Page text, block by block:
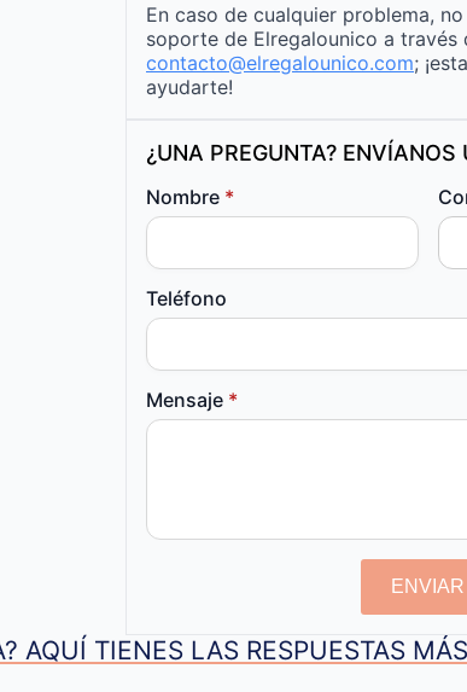
En caso de cualquier problema,
soporte de Elregalounico a través
contacto@elregalounico.com;
ayudarte!
¿UNA PREGUNTA? ENVÍANOS
Nombre *
Teléfono
Mensaje *
ENVIAR
AQUÍ TIENES LAS RESPUESTAS